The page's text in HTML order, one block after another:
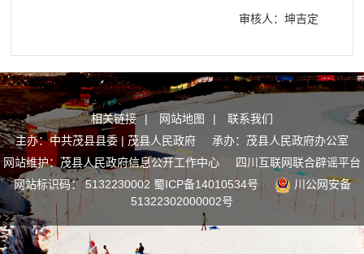
审核人：坤吉定
相关链接 | 网站地图 |
联系我们
主办：中共茂县县委 | 茂县人民政府 承办：茂县人民政府办公室
网站维护：茂县人民政府信息公开工作中心
四川互联网联合辟谣平台
网站标识码： 5132230002 蜀ICP备14010534号
川公网安备
51322302000002号